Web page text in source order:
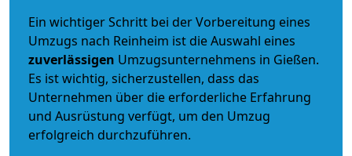
Ein wichtiger Schritt bei der Vorbereitung eines
Umzugs nach Reinheim ist die Auswahl eines
zuverlässigen Umzugsunternehmens in Gießen.
Es ist wichtig, sicherzustellen, dass das
Unternehmen über die erforderliche Erfahrung
und Ausrüstung verfügt, um den Umzug
erfolgreich durchzuführen.